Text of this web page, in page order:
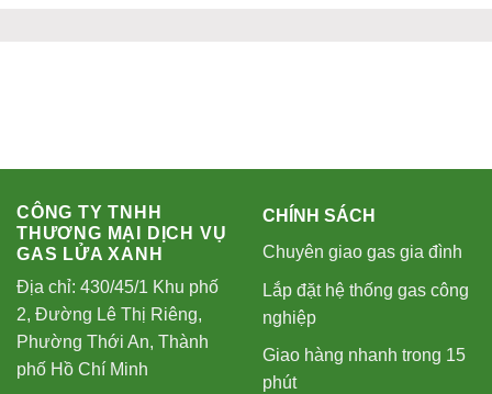
CÔNG TY TNHH
THƯƠNG MẠI DỊCH VỤ
GAS LỬA XANH
Địa chỉ: 430/45/1 Khu phố
2, Đường Lê Thị Riêng,
Phường Thới An, Thành
phố Hồ Chí Minh
CHÍNH SÁCH
Chuyên giao gas gia đình
Lắp đặt hệ thống gas công
nghiệp
Giao hàng nhanh trong 15
phút